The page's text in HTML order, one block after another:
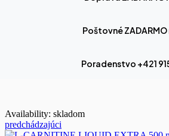
Poštovné
Poradenstvo +421
Availability: skladom
predchádzajúci